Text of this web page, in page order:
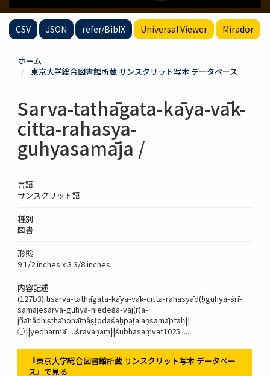
CSV JSON refer/BibIX Universal Viewer Mirador
ホーム
東京大学総合図書館所蔵 サンスクリット写本 データベース
Sarva-tathāgata-kāya-vāk-
citta-rahasya-
guhyasamāja /
言語
サンスクリット語
種別
図書
形態
9 1/2 inches x 3 3/8 inches
内容記述
(127b3)itisarva-tathāgata-kāya-vāk-citta-rahasyād(!)guhya-śrī-
samajesarva-guhya-niedeśa-vaj(r)a-
jñānâdhiṣṭhānonāmâṣṭodaśaḥpaṭalaḥsamāptaḥ||
○||yedharmā.....śravaṇaṃ||śubhasaṃvat1025.....
『東京大学総合図書館所蔵 サンスクリット写本 データベー
ス』で見る